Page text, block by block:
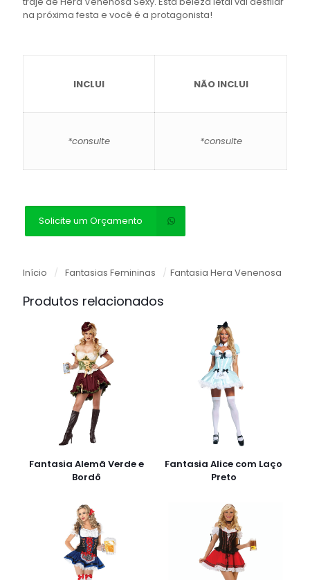
na próxima festa e você é a protagonista!
INCLUI NÃO INCLUI
*consulte *consulte
Solicite um Orçamento
Início / Fantasias Femininas / Fantasia Hera Venenosa
Produtos relacionados
Fantasia Alemã Verde e
Bordô
Fantasia Alice com Laço
Preto